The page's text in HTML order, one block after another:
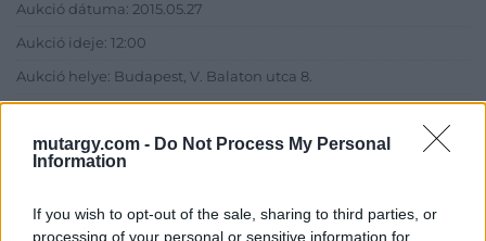
mutargy.com - Do Not Process My Personal
Information
If you wish to opt-out of the sale, sharing to third parties, or
processing of your personal or sensitive information for
Aukció dátuma: 2015.05.27
Aukció ideje: 12:00
Aukció helye: Budapest, V. Balaton utca 8.
Eladó:Nagyházi Galéria és
Aukciósház